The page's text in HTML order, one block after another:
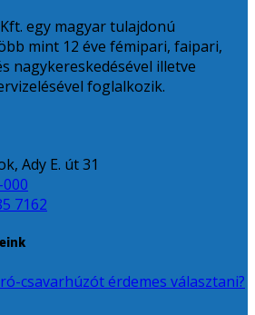
egy magyar tulajdonú
mint 12 éve fémipari, faipari,
nagykereskedésével illetve
foglalkozik.
Ady E. út 31
7162
csavarhúzót érdemes választani?